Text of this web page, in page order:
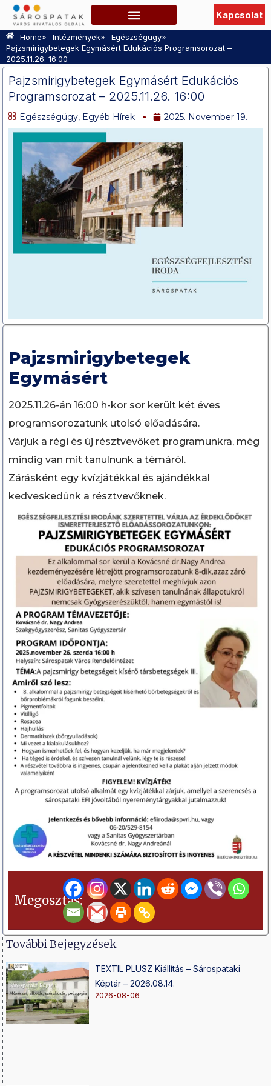
Kapcsolat
Home» Intézmények» Egészségügy»
Pajzsmirigybetegek Egymásért Edukációs Programsorozat –
2025.11.26. 16:00
Pajzsmirigybetegek Egymásért Edukációs
Programsorozat – 2025.11.26. 16:00
Egészségügy, Egyéb Hírek 2025. November 19.
Pajzsmirigybetegek
Egymásért
2025.11.26-án 16:00 h-kor sor került két éves
programsorozatunk utolsó előadására.
Várjuk a régi és új résztvevőket programunkra, még
mindig van mit tanulnunk a témáról.
Zárásként egy kvízjátékkal és ajándékkal
kedveskedünk a résztvevőknek.
Megosztás:
További Bejegyzések
TEXTIL PLUSZ Kiállítás – Sárospataki
Képtár – 2026.08.14.
2026-08-06